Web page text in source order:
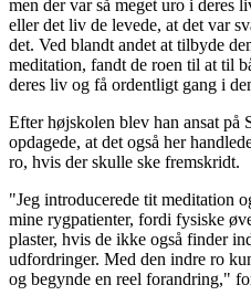
men der var så meget uro i deres
eller det liv de levede, at det var
det. Ved blandt andet at tilbyde
meditation, fandt de roen til at til
deres liv og få ordentligt gang i
Efter højskolen blev han ansat på
opdagede, at det også her
ro, hvis der skulle ske fremskridt.
"Jeg introducerede tit meditation
mine rygpatienter, fordi fysiske
plaster, hvis de ikke også finder
udfordringer. Med den indre ro
og begynde en reel forandring,"